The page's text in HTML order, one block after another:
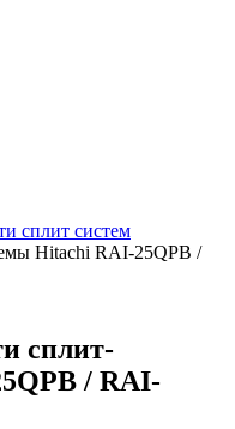
сплит систем
Hitachi RAI-25QPB /
сплит-
/ RAI-